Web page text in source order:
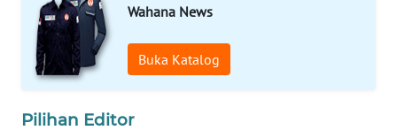
Wahana News
Buka Katalog
Pilihan Editor
LAPAK
WAHANA
Wahana